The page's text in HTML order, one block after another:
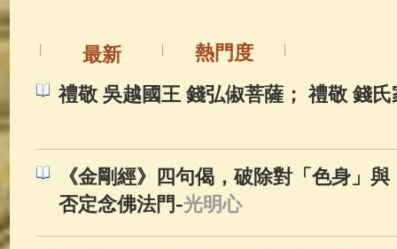
善財童子五十三參
最新
熱門度
禮敬 吳越國王 錢弘俶菩薩； 禮敬 錢氏
《金剛經》四句偈，破除對「色身」
否定念佛法門-光明心